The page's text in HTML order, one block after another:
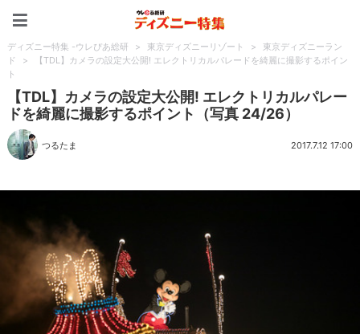
ディズニー特集 -ウレぴあ総研 > 東京ディズニーリゾート >
東京ディズニーラン
ド
>
【TDL】カメラの設定大公開! エレクトリカルパレードを綺麗に撮影するポイン
ト
【TDL】カメラの設定大公開! エレクトリカルパレー
ドを綺麗に撮影するポイント（写真 24/26）
つるたま 2017.7.12 17:00